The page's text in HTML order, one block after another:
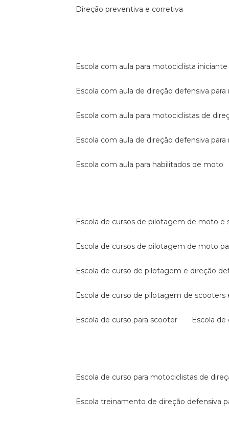
direção preventiva e corretiva
escola com aula para motociclista iniciante
escola com aula de direção defensiva
escola com aula para motociclistas de
escola com aula de direção defensiva
escola com aula para habilitados de moto
escola de cursos de pilotagem de moto e
escola de cursos de pilotagem de moto
escola de curso de pilotagem e direção
escola de curso de pilotagem de
escola de curso para scooter escola
escola de curso para motociclistas de
escola treinamento de direção defensiva